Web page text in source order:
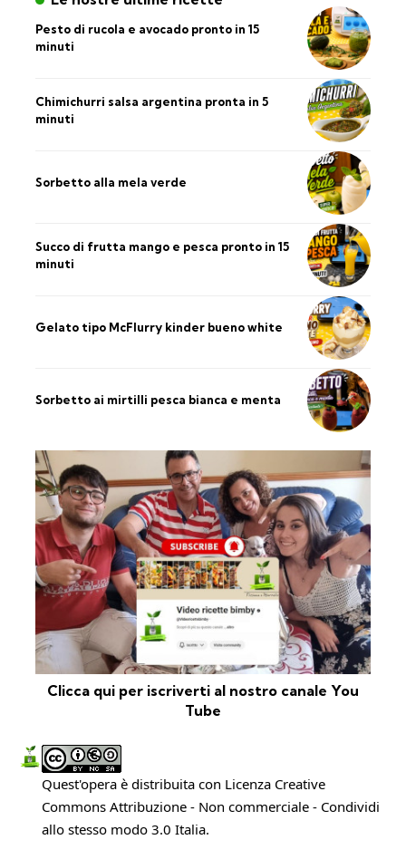
Pesto di rucola e avocado pronto in 15
minuti
Chimichurri salsa argentina pronta in 5
minuti
Sorbetto alla mela verde
Succo di frutta mango e pesca pronto in 15
minuti
Gelato tipo McFlurry kinder bueno white
Sorbetto ai mirtilli pesca bianca e menta
Clicca qui per iscriverti al nostro canale You
Tube
Quest'opera è distribuita con Licenza Creative
Commons Attribuzione - Non commerciale - Condividi
allo stesso modo 3.0 Italia.